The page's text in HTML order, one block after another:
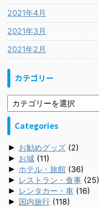
2021年4月
2021年3月
2021年2月
カテゴリー
Categories
► お勧めグッズ (2)
► お城 (11)
► ホテル・旅館 (36)
► レストラン・食事 (25)
► レンタカー・車 (16)
► 国内旅行 (118)